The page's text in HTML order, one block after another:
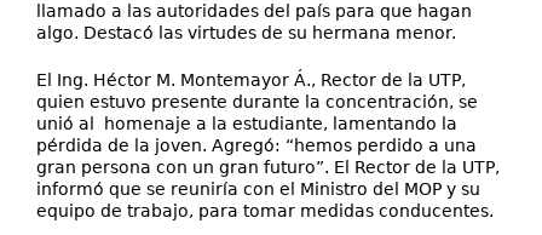
llamado a las autoridades del país para que hagan
algo. Destacó las virtudes de su hermana menor.
El Ing. Héctor M. Montemayor Á., Rector de la UTP,
quien estuvo presente durante la concentración, se
unió al homenaje a la estudiante, lamentando la
pérdida de la joven. Agregó: “hemos perdido a una
gran persona con un gran futuro”. El Rector de la UTP,
informó que se reuniría con el Ministro del MOP y su
equipo de trabajo, para tomar medidas conducentes.